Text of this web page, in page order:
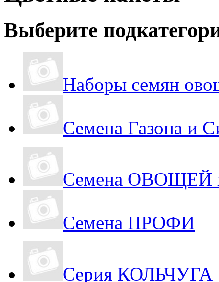
Выберите
Наборы семян
Семена Газона и
Семена ОВОЩЕЙ в
Семена ПРОФИ
Серия КОЛЬЧУГА